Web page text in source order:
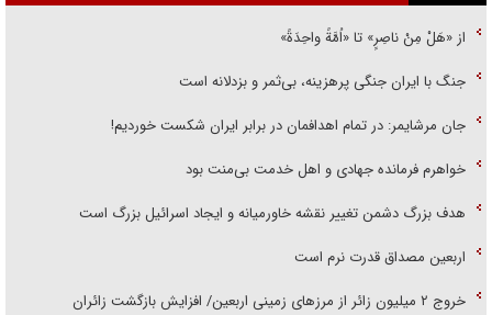
از «هَلْ مِنْ ناصِرٍ» تا «اُمَّةً واحِدَةً»
جنگ با ایران جنگی پرهزینه، بی‌ثمر و بزدلانه است
جان مرشایمر: در تمام اهدافمان در برابر ایران شکست خوردیم!
خواهرم فرمانده جهادی و اهل خدمت بی‌منت بود
هدف بزرگ دشمن تغییر نقشه خاورمیانه و ایجاد اسرائیل بزرگ است
اربعین مصداق قدرت نرم است
‌خروج ۲ میلیون زائر از مرز‌های زمینی اربعین/ افزایش بازگشت زائران